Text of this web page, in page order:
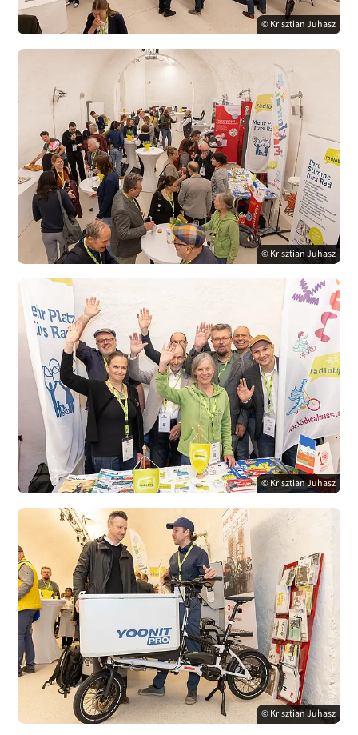
© Krisztian Juhasz
© Krisztian Juhasz
© Krisztian Juhasz
© Krisztian Juhasz